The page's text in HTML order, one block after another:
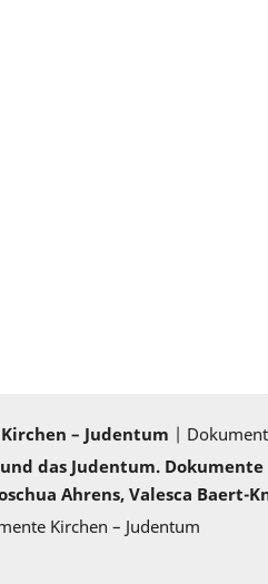
– Judentum |
das Judentum.
Ahrens, Valesca
Kirchen – Judentum